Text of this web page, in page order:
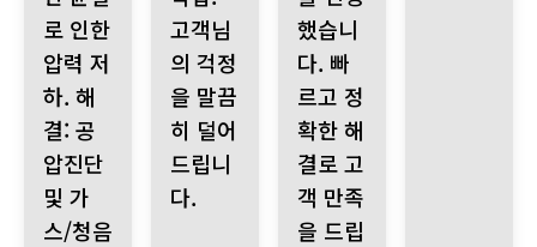
로 인한
압력 저
하. 해
결: 공
압진단
및 가
스/청음
고객님
의 걱정
을 말끔
히 덜어
드립니
다.
했습니
다. 빠
르고 정
확한 해
결로 고
객 만족
을 드립